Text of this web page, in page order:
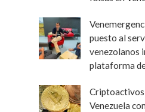
puesto al
venezolanos
plataforma
Venezuela